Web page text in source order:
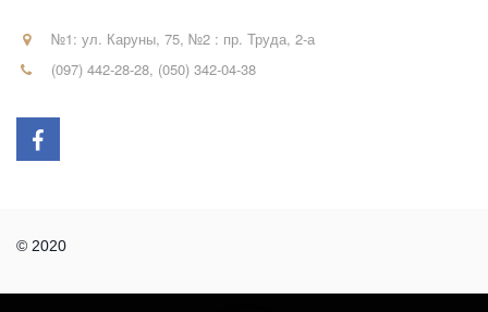
№1: ул. Каруны, 75, №2 : пр. Труда, 2-а
(097) 442-28-28, (050) 342-04-38
© 2020